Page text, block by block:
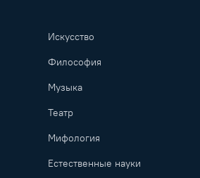
Искусство
Философия
Музыка
Театр
Мифология
Естественные науки